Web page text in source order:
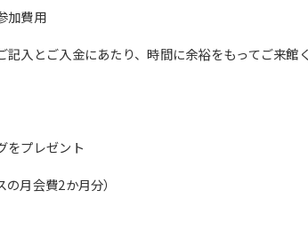
加費用
入とご入金にあたり、時間に余裕をもってご来館
をプレゼント
月会費2か月分）